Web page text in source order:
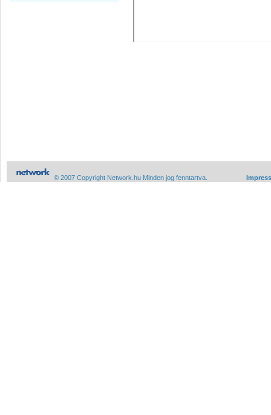
© 2007 Copyright Network.hu Minden jog fenntartva.